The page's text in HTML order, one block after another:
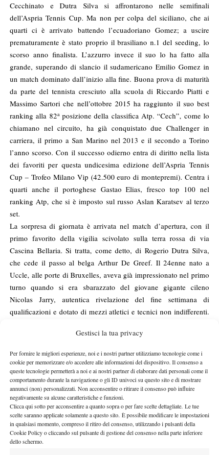
Gestisci la tua privacy
Per fornire le migliori esperienze, noi e i nostri partner utilizziamo tecnologie come i
cookie per memorizzare e/o accedere alle informazioni del dispositivo. Il consenso a
queste tecnologie permetterà a noi e ai nostri partner di elaborare dati personali come il
comportamento durante la navigazione o gli ID univoci su questo sito e di mostrare
annunci (non) personalizzati. Non acconsentire o ritirare il consenso può influire
negativamente su alcune caratteristiche e funzioni.
Clicca qui sotto per acconsentire a quanto sopra o per fare scelte dettagliate. Le tue
scelte saranno applicate solamente a questo sito. È possibile modificare le impostazioni
in qualsiasi momento, compreso il ritiro del consenso, utilizzando i pulsanti della
Cookie Policy o cliccando sul pulsante di gestione del consenso nella parte inferiore
dello schermo.
Cecchinato e Dutra Silva si affrontarono nelle semifinali
dell’Aspria Tennis Cup. Ma non per colpa del siciliano, che ai
quarti ci è arrivato battendo l’ecuadoriano Gomez; a uscire
prematuramente è stato proprio il brasiliano n.1 del seeding, lo
scorso anno finalista. L’azzurro invece il suo lo ha fatto alla
grande, superando di slancio il sudamericano Emilio Gomez in
un match dominato dall’inizio alla fine. Buona prova di maturità
da parte del tennista cresciuto alla scuola di Riccardo Piatti e
Massimo Sartori che nell’ottobre 2015 ha raggiunto il suo best
ranking alla 82aposizione della classifica Atp. “Cech”, come lo
chiamano nel circuito, ha già conquistato due Challenger in
carriera, il primo a San Marino nel 2013 e il secondo a Torino
l’anno scorso. Con il successo odierno entra di diritto nella lista
dei favoriti per questa undicesima edizione dell’Aspria Tennis
Cup – Trofeo Milano Vip (42.500 euro di montepremi). Centra i
quarti anche il portoghese Gastao Elias, fresco top 100 nel
ranking Atp, che si è imposto sul russo Aslan Karatsev al terzo
set.
La sorpresa di giornata è arrivata nel match d’apertura, con il
primo favorito della vigilia scivolato sulla terra rossa di via
Cascina Bellaria. Si tratta, come detto, di Rogerio Dutra Silva,
che cede il passo al belga Arthur De Greef. Il 24enne nato a
Uccle, alle porte di Bruxelles, aveva già impressionato nel primo
turno quando si era sbarazzato del giovane gigante cileno
Nicolas Jarry, autentica rivelazione del fine settimana di
qualificazioni e dotato di mezzi atletici e tecnici non indifferenti.
dopo aver perso il primo set al tie-break – stacca così il pass per i
In bacheca ha già dieci vittorie nel circuito Futures, l’ultima delle
quali quest’anno in Tunisia e qui a Milano cerca il suo primo
sigillo in un Challenger, obiettivo che di recente ha già sfiorato
due volte: a Napoli quando è stato fermato dallo slovacco Jozef
Kovalik in finale e a Buenos Aires, quando a rovinargli la festa
sul più bello è stato il mancino di casa, Facundo Bagnis. Allenato
dal connazionale Arnaud Fontaine, De Greef è alla sua prima
apparizione nel capoluogo lombardo e con questo successo si è